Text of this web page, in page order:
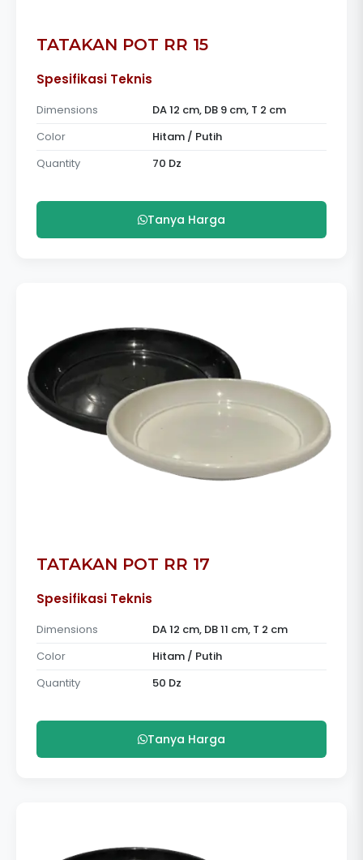
TATAKAN POT RR 15
Spesifikasi Teknis
Dimensions
DA 12 cm, DB 9 cm, T 2 cm
Color
Hitam / Putih
Quantity
70 Dz
Tanya Harga
TATAKAN POT RR 17
Spesifikasi Teknis
Dimensions
DA 12 cm, DB 11 cm, T 2 cm
Color
Hitam / Putih
Quantity
50 Dz
Tanya Harga